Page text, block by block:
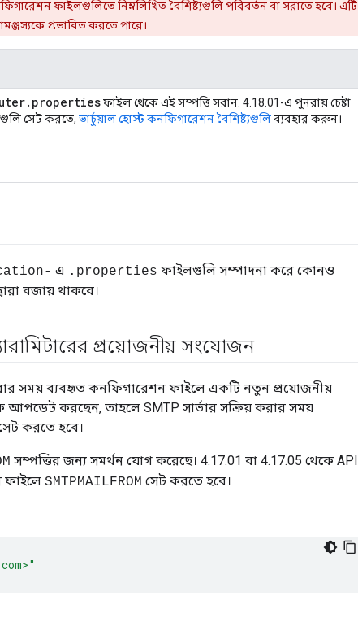
ফাইলগুলিতে নিম্নলিখিত বৈশিষ্ট্যগুলি পরিবর্তন বা সরাতে হবে। এটি
প্রভাবিত করতে পারে।
. propertiesফাইল থেকে এই সম্পত্তি সরান. 4.18.01-এ পুনরায় চেষ্টা
সেট করতে, ভার্চুয়াল হোস্ট কনফিগারেশন বৈশিষ্ট্যগুলিব্যবহার করুন।
এ .properties ফাইলগুলি সম্পাদনা করে কোনও
বজায় থাকবে।
প্রয়োজনীয় সংযোজন
সময় ব্যবহৃত কনফিগারেশন ফাইলে একটি নতুন প্রয়োজনীয়
আপডেট করছেন, তাহলে SMTP সার্ভার সক্রিয় করার সময়
করতে হবে।
সম্পত্তির জন্য সমর্থন যোগ করেছে। 4.17.01 বা 4.17.05 থেকে API
SMTPMAILFROM সেট করতে হবে।